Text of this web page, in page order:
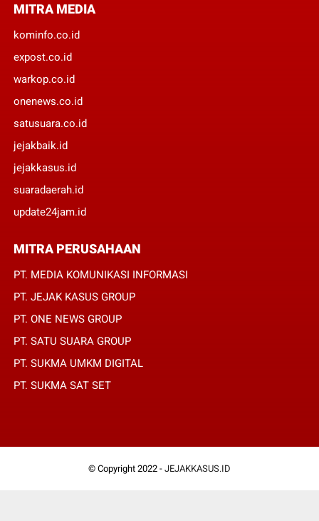
MITRA MEDIA
kominfo.co.id
expost.co.id
warkop.co.id
onenews.co.id
satusuara.co.id
jejakbaik.id
jejakkasus.id
suaradaerah.id
update24jam.id
MITRA PERUSAHAAN
PT. MEDIA KOMUNIKASI INFORMASI
PT. JEJAK KASUS GROUP
PT. ONE NEWS GROUP
PT. SATU SUARA GROUP
PT. SUKMA UMKM DIGITAL
PT. SUKMA SAT SET
© Copyright 2022 - JEJAKKASUS.ID